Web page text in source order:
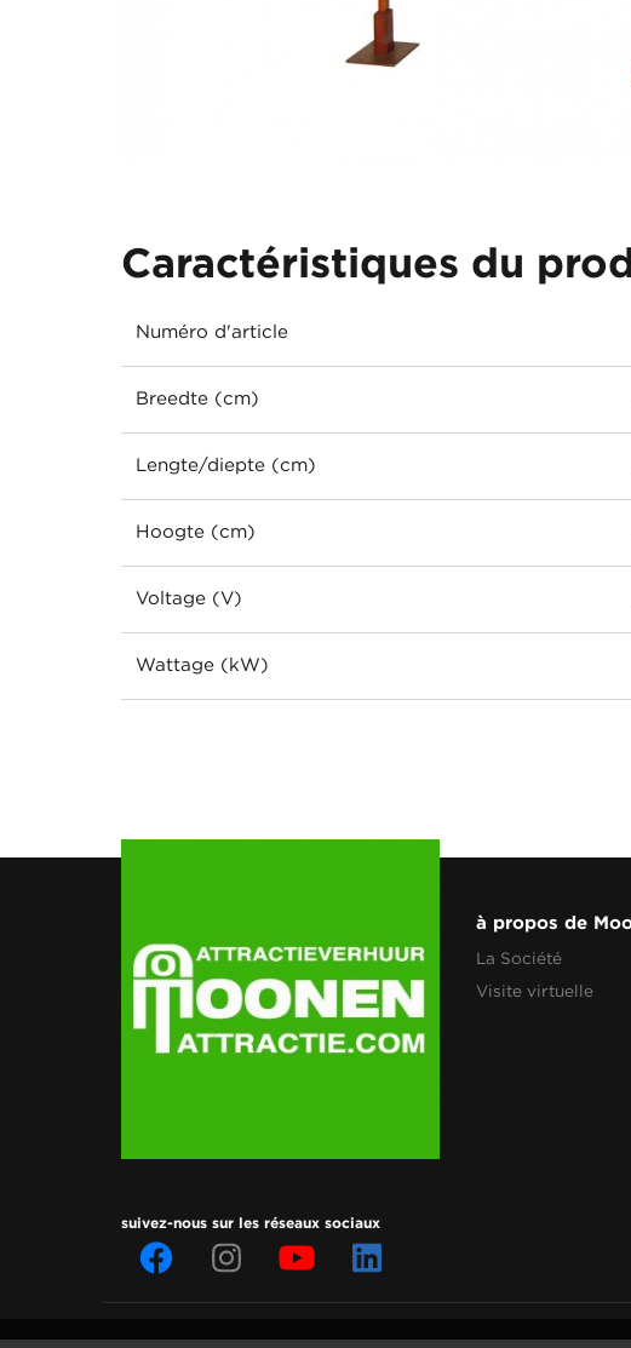
Caractéristiques du
Numéro d'article
Breedte (cm)
Lengte/diepte (cm)
Hoogte (cm)
Voltage (V)
Wattage (kW)
suivez-nous sur les réseaux sociaux
à propos de
La Société
Visite virtuelle